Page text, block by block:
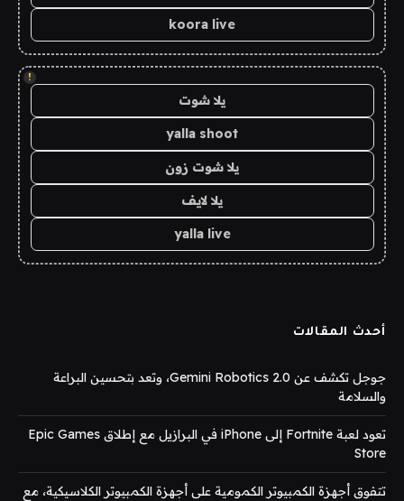
koora live
!
يلا شوت
yalla shoot
يلا شوت زون
يلا لايف
yalla live
أحدث المقالات
جوجل تكشف عن Gemini Robotics 2.0، وتعد بتحسين البراعة
والسلامة
تعود لعبة Fortnite إلى iPhone في البرازيل مع إطلاق Epic Games
Store
تتفوق أجهزة الكمبيوتر الكمومية على أجهزة الكمبيوتر الكلاسيكية، مع